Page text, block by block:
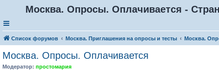
Москва. Опросы. Оплачивается -
Список форумов Москва. Приглашения на опросы и тесты Москва.
Москва. Опросы. Оплачивается
Модератор: простомария